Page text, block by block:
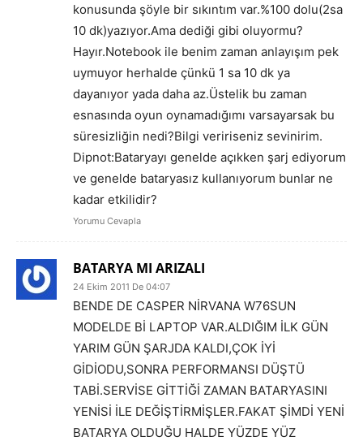
konusunda şöyle bir sıkıntım var.%100 dolu(2sa
10 dk)yazıyor.Ama dediği gibi oluyormu?
Hayır.Notebook ile benim zaman anlayışım pek
uymuyor herhalde çünkü 1 sa 10 dk ya
dayanıyor yada daha az.Üstelik bu zaman
esnasında oyun oynamadığımı varsayarsak bu
süresizliğin nedi?Bilgi veririseniz sevinirim.
Dipnot:Bataryayı genelde açıkken şarj ediyorum
ve genelde bataryasız kullanıyorum bunlar ne
kadar etkilidir?
Yorumu Cevapla
BATARYA MI ARIZALI
24 Ekim 2011 De 04:07
BENDE DE CASPER NİRVANA W76SUN
MODELDE Bİ LAPTOP VAR.ALDIĞIM İLK GÜN
YARIM GÜN ŞARJDA KALDI,ÇOK İYİ
GİDİODU,SONRA PERFORMANSI DÜŞTÜ
TABİ.SERVİSE GİTTİĞİ ZAMAN BATARYASINI
YENİSİ İLE DEĞİŞTİRMİŞLER.FAKAT ŞİMDİ YENİ
BATARYA OLDUĞU HALDE YÜZDE YÜZ